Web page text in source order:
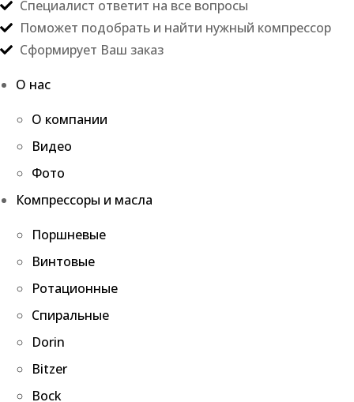
Специалист ответит на все вопросы
Поможет подобрать и найти нужный компрессор
Сформирует Ваш заказ
О нас
О компании
Видео
Фото
Компрессоры и масла
Поршневые
Винтовые
Ротационные
Спиральные
Dorin
Bitzer
Bock